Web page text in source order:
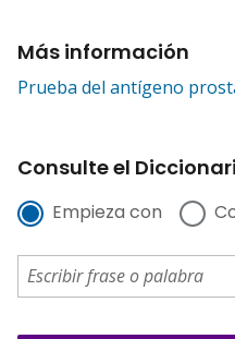
Más información
Prueba del antígeno
Consulte el
Empieza con